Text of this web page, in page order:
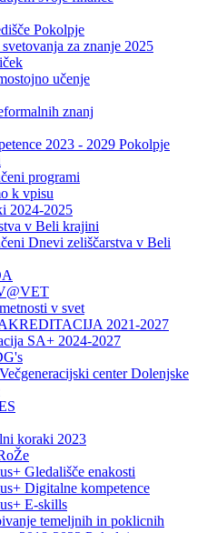
Pokolpje
za znanje 2025
učenje
znanj
2023 - 2029 Pokolpje
programi
k vpisu
2024-2025
v Beli krajini
Dnevi zeliščarstva v Beli
v svet
2021-2027
SA+ 2024-2027
center Dolenjske
koraki 2023
Gledališče enakosti
Digitalne kompetence
E-skills
temeljnih in poklicnih